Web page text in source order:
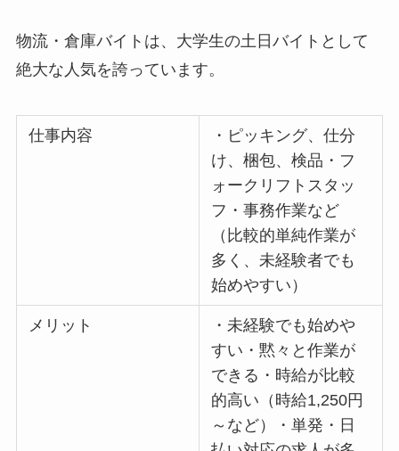
物流・倉庫バイトは、大学生の土日バイトとして
絶大な人気を誇っています。
仕事内容
・ピッキング、仕分
け、梱包、検品・フ
ォークリフトスタッ
フ・事務作業など
（比較的単純作業が
多く、未経験者でも
始めやすい）
メリット
・未経験でも始めや
すい・黙々と作業が
できる・時給が比較
的高い（時給1,250円
～など）・単発・日